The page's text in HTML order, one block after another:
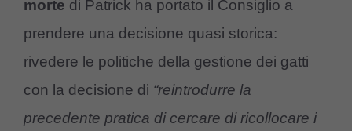
morte di Patrick ha portato il Consiglio a
prendere una decisione quasi storica:
rivedere le politiche della gestione dei gatti
con la decisione di “reintrodurre la
precedente pratica di cercare di ricollocare i